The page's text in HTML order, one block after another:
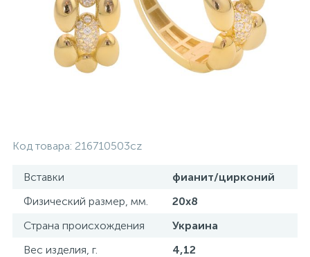
Код товара: 216710503cz
Вставки
фианит/цирконий
Физический размер, мм.
20х8
Страна происхождения
Украина
Вес изделия, г.
4,12
Серебряные колье